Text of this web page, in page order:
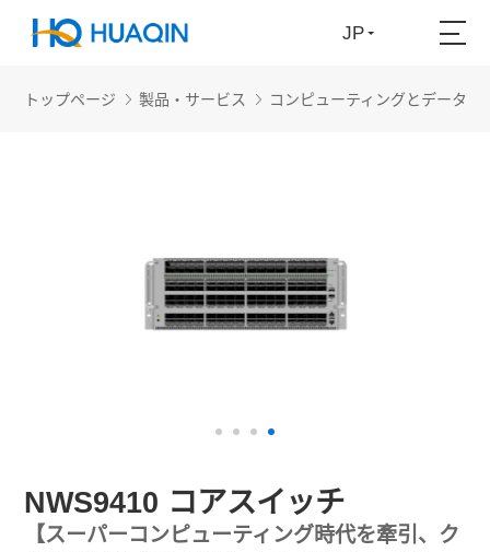
JP
トップページ 製品・サービス コンピューティングとデータセ
NWS9410 コアスイッチ
【スーパーコンピューティング時代を牽引、ク